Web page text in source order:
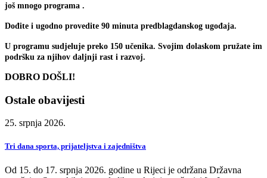
još mnogo programa .
Dođite i ugodno provedite 90 minuta predblagdanskog ugođaja.
U programu sudjeluje preko 150 učenika. Svojim dolaskom pružate im
podršku za njihov daljnji rast i razvoj.
DOBRO DOŠLI!
Ostale obavijesti
25. srpnja 2026.
Tri dana sporta, prijateljstva i zajedništva
Od 15. do 17. srpnja 2026. godine u Rijeci je održana Državna